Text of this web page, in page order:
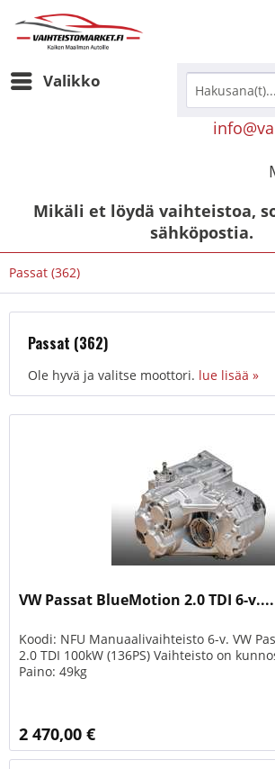
Valikko
Mikäli et löydä vaihteistoa,
sähköpostia.
Passat (362)
Passat (362)
Ole hyvä ja valitse moottori. lue lisää »
VW Passat BlueMotion 2.0 TDI 6-v....
Koodi: NFU Manuaalivaihteisto 6-v. VW
2.0 TDI 100kW (136PS) Vaihteisto on
Paino: 49kg
2 470,00 €